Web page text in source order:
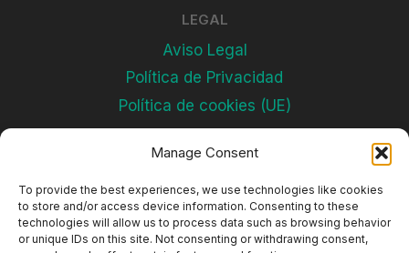
Manage Consent
To provide the best experiences, we use technologies like cookies
to store and/or access device information. Consenting to these
technologies will allow us to process data such as browsing behavior
or unique IDs on this site. Not consenting or withdrawing consent,
LEGAL
Aviso Legal
Política de Privacidad
Política de cookies (UE)
Subscríbete